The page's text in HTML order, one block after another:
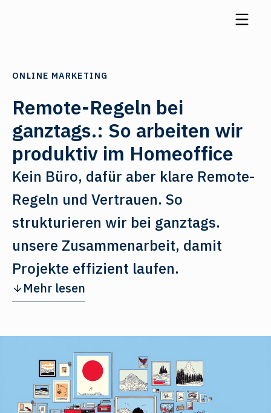
ONLINE MARKETING
Remote-Regeln bei
ganztags.: So arbeiten wir
produktiv im Homeoffice
Kein Büro, dafür aber klare Remote-
Regeln und Vertrauen. So
strukturieren wir bei ganztags.
unsere Zusammenarbeit, damit
Projekte effizient laufen.
Mehr lesen